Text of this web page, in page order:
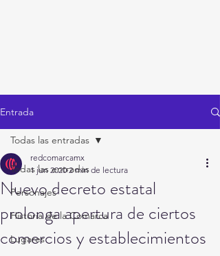
Entrada
Todas las entradas
Personajes
Historia de la Comarca
Lugares
Todas las entradas
Nuevo decreto estatal
prolonga apertura de ciertos
comercios y establecimientos
redcomarcamx
1 jun 2020 2 min de lectura